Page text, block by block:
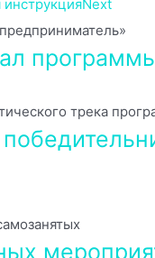
инструкцияNext